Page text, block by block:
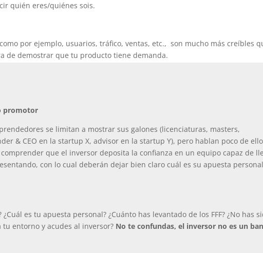
quién eres/quiénes sois.
por ejemplo, usuarios, tráfico, ventas, etc., son mucho más creíbles
de demostrar que tu producto tiene demanda.
promotor
se limitan a mostrar sus galones (licenciaturas, masters,
& CEO en la startup X, advisor en la startup Y), pero hablan poco de
que el inversor deposita la confianza en un equipo capaz de
con lo cual deberán dejar bien claro cuál es su apuesta
es tu apuesta personal? ¿Cuánto has levantado de los FFF? ¿No has
entorno y acudes al inversor? No te confundas, el inversor no es un